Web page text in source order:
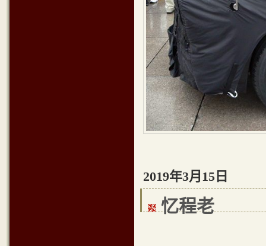
2019年3月15日
忆程老